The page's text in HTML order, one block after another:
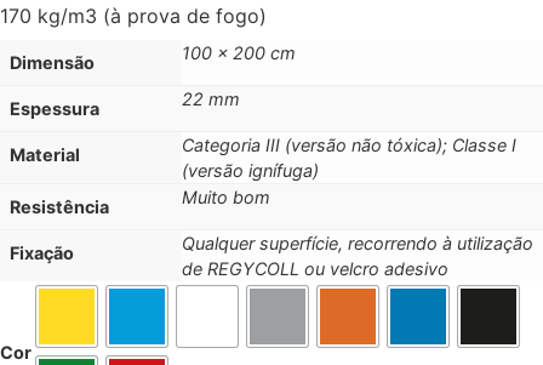
170 kg/m3 (à prova de fogo)
Dimensão 100 x 200 cm
Espessura 22 mm
Material
Categoria III (versão não tóxica); Classe I
(versão ignífuga)
Resistência
Muito bom
Fixação
Qualquer superfície, recorrendo à utilização
de REGYCOLL ou velcro adesivo
Cor